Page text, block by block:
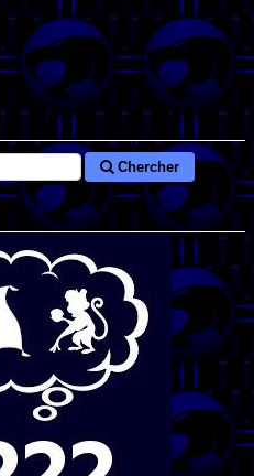
Chercher